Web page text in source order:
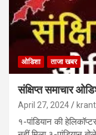
ओडिशा ताजा खबर
संक्षिप्त समाचार
April 27, 2024
१-पांडियान की